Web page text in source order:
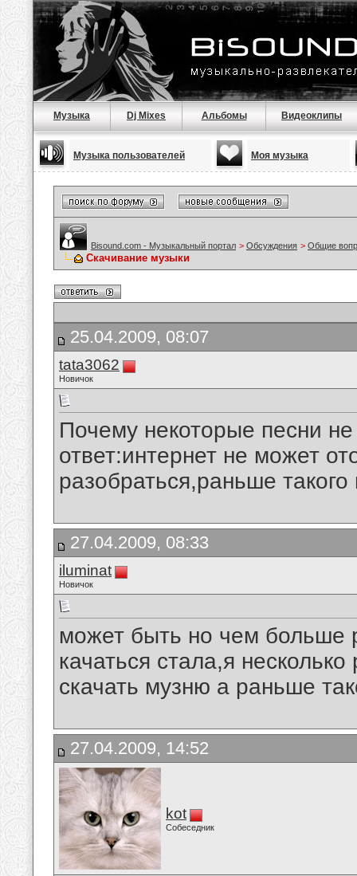
Музыка Dj Mixes Альбомы Видеоклипы
Музыка пользователей Моя музыка
Bisound.com - Музыкальный портал > Обсуждения > Общие
Скачивание музыки
25.04.2009, 08:07
tata3062
Новичок
Почему некоторые песни
ответ:интернет не может
разобраться,раньше
27.04.2009, 08:33
iluminat
Новичок
может быть но чем больше
качаться стала,я
скачать музню а раньше
27.04.2009, 14:52
kot
Собеседник